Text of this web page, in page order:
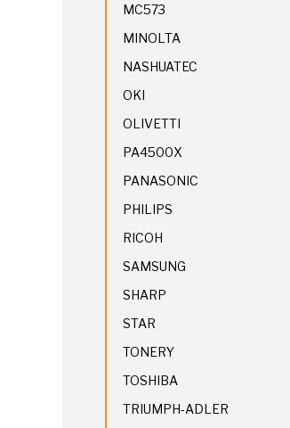
MC573
MINOLTA
NASHUATEC
OKI
OLIVETTI
PA4500X
PANASONIC
PHILIPS
RICOH
SAMSUNG
SHARP
STAR
TONERY
TOSHIBA
TRIUMPH-ADLER